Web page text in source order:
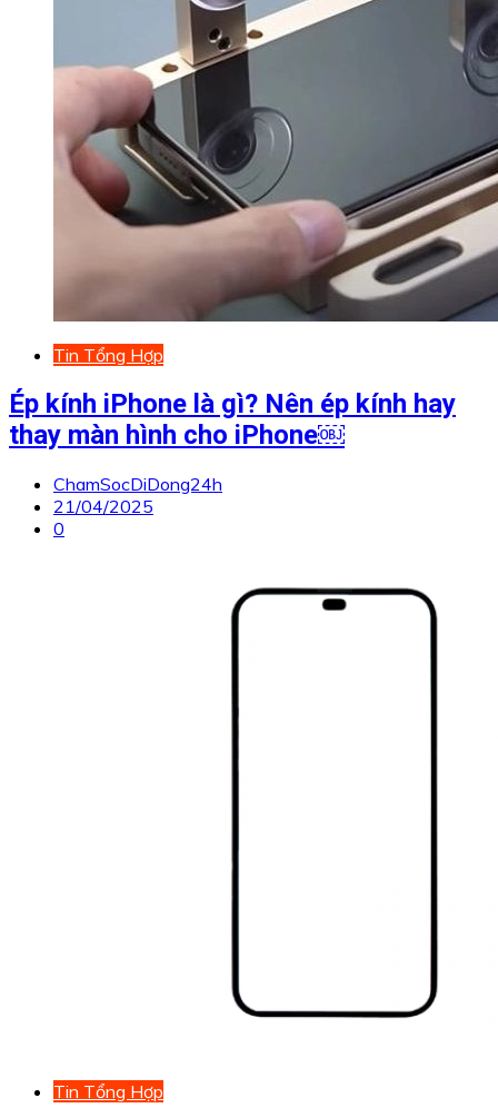
Tin Tổng Hợp
Ép kính iPhone là gì? Nên ép kính hay
thay màn hình cho iPhone￼
ChamSocDiDong24h
21/04/2025
0
Tin Tổng Hợp